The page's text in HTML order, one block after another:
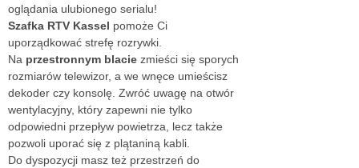
oglądania ulubionego serialu!
Szafka RTV Kassel pomoże Ci
uporządkować strefę rozrywki.
Na przestronnym blacie zmieści się sporych
rozmiarów telewizor, a we wnęce umieścisz
dekoder czy konsolę. Zwróć uwagę na otwór
wentylacyjny, który zapewni nie tylko
odpowiedni przepływ powietrza, lecz także
pozwoli uporać się z plątaniną kabli.
Do dyspozycji masz też przestrzeń do